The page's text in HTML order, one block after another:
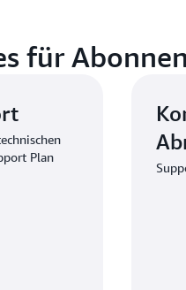
für
Plan